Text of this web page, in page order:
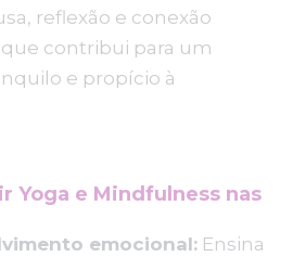
reflexão e conexão
contribui para um
e propício à
Yoga e Mindfulness nas
emocional: Ensina